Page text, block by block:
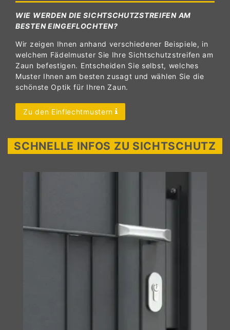
WIE WERDEN DIE SICHTSCHUTZSTREIFEN AM
BESTEN EINGEFLOCHTEN?
Wir zeigen Ihnen anhand verschiedener Beispiele, in
welchem Fädelmuster Sie Ihre Sichtschutzstreifen am
Zaun befestigen. Entscheiden Sie selbst, welches
Muster Ihnen am besten zusagt und wählen Sie die
schönste Optik für Ihren Zaun.
Zu den Einflechtmustern
SCHNELLE INFOS ZU SICHTSCHUTZ